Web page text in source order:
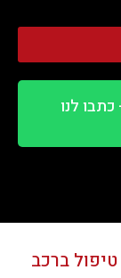
לנו
ברכב